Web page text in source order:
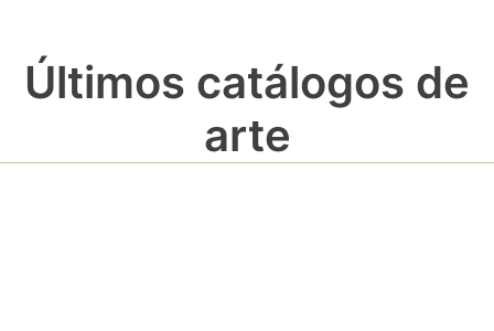
Últimos catálogos de
arte